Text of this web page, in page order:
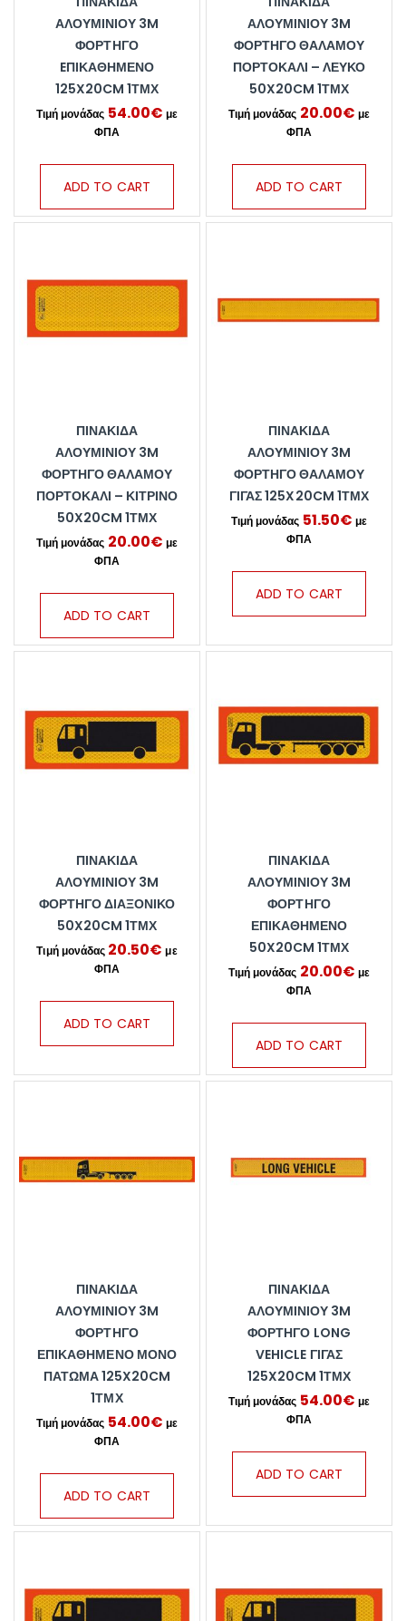
ΑΛΟΥΜΙΝΊΟΥ 3M
ΦΟΡΤΗΓΌ
EΠΙΚΑΘΉΜΕΝΟ
125X20CM 1ΤΜΧ
54.00€
ADD TO CART
ΑΛΟΥΜΙΝΊΟΥ 3M
ΦΟΡΤΗΓΌ ΘΑΛΆΜΟΥ
ΠΟΡΤΟΚΑΛΊ – ΛΕΥΚΌ
50X20CM 1ΤΜΧ
20.00€
ADD TO CART
ΠΙΝΑΚΊΔΑ
ΑΛΟΥΜΙΝΊΟΥ 3M
ΦΟΡΤΗΓΌ ΘΑΛΆΜΟΥ
ΠΟΡΤΟΚΑΛΊ – ΚΊΤΡΙΝΟ
50X20CM 1ΤΜΧ
20.00€
ADD TO CART
ΠΙΝΑΚΊΔΑ
ΑΛΟΥΜΙΝΊΟΥ 3M
ΦΟΡΤΗΓΌ ΘΑΛΆΜΟΥ
ΓΊΓΑΣ 125X20CM 1ΤΜΧ
51.50€
ADD TO CART
ΠΙΝΑΚΊΔΑ
ΑΛΟΥΜΙΝΊΟΥ 3M
ΦΟΡΤΗΓΌ ΔΙΑΞΟΝΙΚΌ
50X20CM 1ΤΜΧ
20.50€
ADD TO CART
ΠΙΝΑΚΊΔΑ
ΑΛΟΥΜΙΝΊΟΥ 3M
ΦΟΡΤΗΓΌ
ΕΠΙΚΑΘΉΜΕΝΟ
50X20CM 1ΤΜΧ
20.00€
ADD TO CART
ΠΙΝΑΚΊΔΑ
ΑΛΟΥΜΙΝΊΟΥ 3M
ΦΟΡΤΗΓΌ
ΕΠΙΚΑΘΉΜΕΝΟ ΜΌΝΟ
ΠΆΤΩΜΑ 125X20CM
1ΤΜΧ
54.00€
ADD TO CART
ΠΙΝΑΚΊΔΑ
ΑΛΟΥΜΙΝΊΟΥ 3M
ΦΟΡΤΗΓΌ LONG
VEHICLE ΓΊΓΑΣ
125X20CM 1ΤΜΧ
54.00€
ADD TO CART